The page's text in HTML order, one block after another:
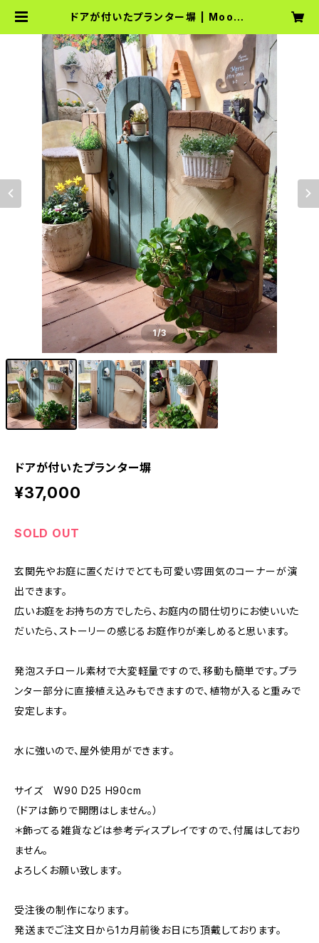
ドアが付いたプランター塀 | MoonR
1/3
ドアが付いたプランター塀
¥37,000
SOLD OUT
玄関先やお庭に置くだけでとても可愛い雰囲気のコーナーが演
出できます。
広いお庭をお持ちの方でしたら、お庭内の間仕切りにお使いいた
だいたら、ストーリーの感じるお庭作りが楽しめると思います。
発泡スチロール素材で大変軽量ですので、移動も簡単です。プラ
ンター部分に直接植え込みもできますので、植物が入ると重みで
安定します。
水に強いので、屋外使用ができます。
サイズ W90 D25 H90cm
（ドアは飾りで開閉はしません。）
＊飾ってる雑貨などは参考ディスプレイですので、付属はしており
ません。
よろしくお願い致します。
受注後の制作になります。
発送までご注文日から1カ月前後お日にち頂戴しております。